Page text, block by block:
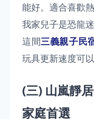
能好。適合喜歡
我家兒子是恐龍
這間三義親子民
玩具更新速度可
(三) 山嵐靜
家庭首選